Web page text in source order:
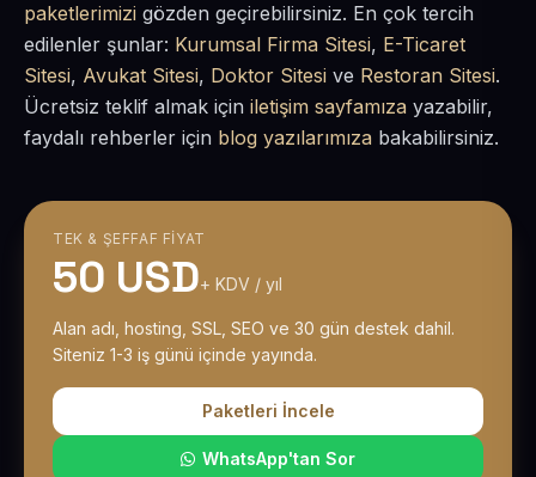
paketlerimizi gözden geçirebilirsiniz. En çok tercih
edilenler şunlar: Kurumsal Firma Sitesi, E-Ticaret
Sitesi, Avukat Sitesi, Doktor Sitesi ve Restoran Sitesi.
Ücretsiz teklif almak için iletişim sayfamıza yazabilir,
faydalı rehberler için blog yazılarımıza bakabilirsiniz.
TEK & ŞEFFAF FIYAT
50 USD+ KDV / yıl
Alan adı, hosting, SSL, SEO ve 30 gün destek dahil.
Siteniz 1-3 iş günü içinde yayında.
Paketleri İncele
WhatsApp'tan Sor